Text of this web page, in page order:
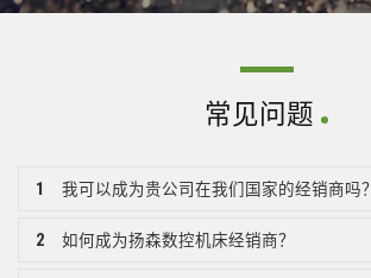
常见问题
1 我可以成为贵公司在我们国家的经销商吗？
2 如何成为扬森数控机床经销商？